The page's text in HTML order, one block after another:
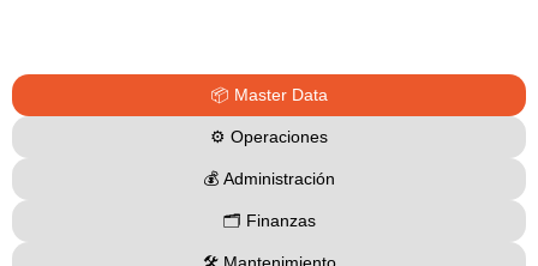
📦 Master Data
⚙️ Operaciones
💰 Administración
🗂️ Finanzas